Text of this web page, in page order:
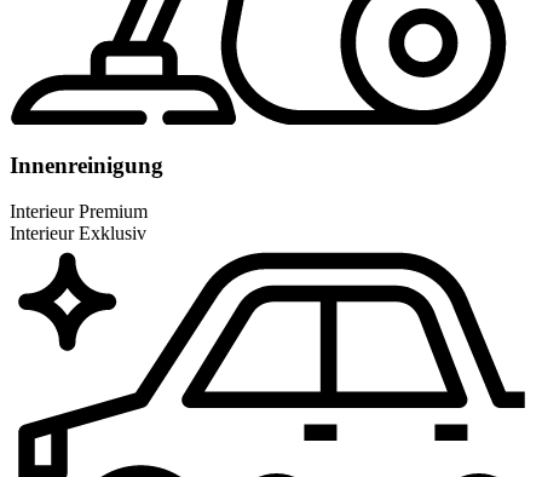
Innenreinigung
Interieur Premium
Interieur Exklusiv